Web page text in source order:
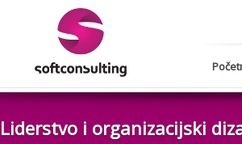
Liderstvo i organizacijski